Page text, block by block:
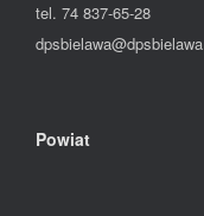
tel. 74 837-65-28
Powiat